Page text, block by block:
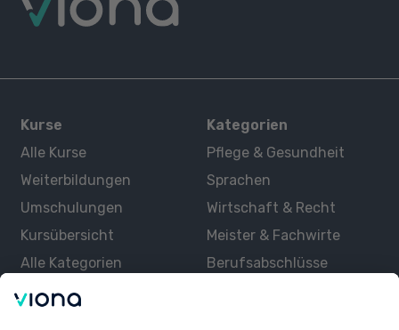
Kurse
Alle Kurse
Weiterbildungen
Umschulungen
Kursübersicht
Alle Kategorien
Kategorien
Pflege & Gesundheit
Sprachen
Wirtschaft & Recht
Meister & Fachwirte
Berufsabschlüsse
Über uns